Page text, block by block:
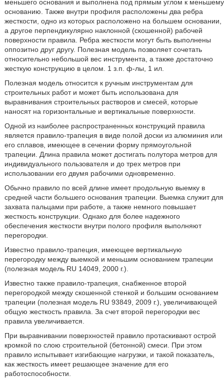
меньшего основания и выполнена под прямым углом к меньшему
основанию. Также внутри профиля расположены два ребра
жесткости, одно из которых расположено на большем основании,
а другое перпендикулярно наклонной (скошенной) рабочей
поверхности правила. Ребра жесткости могут быть выполнены
оппозитно друг другу. Полезная модель позволяет сочетать
относительно небольшой вес инструмента, а также достаточно
жесткую конструкцию в целом. 1 з.п. ф-лы, 1 ил.
Полезная модель относится к ручным инструментам для
строительных работ и может быть использована для
выравнивания строительных растворов и смесей, которые
наносят на горизонтальные и вертикальные поверхности.
Одной из наиболее распространенных конструкций правила
является правило-трапеция в виде полой доски из алюминия или
его сплавов, имеющее в сечении форму прямоугольной
трапеции. Длина правила может достигать полутора метров для
индивидуального пользователя и до трех метров при
использовании его двумя рабочими одновременно.
Обычно правило по всей длине имеет продольную выемку в
средней части большего основания трапеции. Выемка служит для
захвата пальцами при работе, а также немного повышает
жесткость конструкции. Однако для более надежного
обеспечения жесткости внутри полого профиля выполняют
перегородки.
Известно правило-трапеция, имеющее вертикальную
перегородку между выемкой и меньшим основанием трапеции
(полезная модель RU 14049, 2000 г.).
Известно также правило-трапеция, снабженное второй
перегородкой между скошенной стенкой и большим основанием
трапеции (полезная модель RU 93849, 2009 г.), увеличивающей
общую жесткость правила. За счет второй перегородки вес
правила увеличивается.
При выравнивании поверхностей правило протаскивают острой
кромкой по слою строительной (бетонной) смеси. При этом
правило испытывает изгибающие нагрузки, и такой показатель,
как жесткость имеет решающее значение для его
работоспособности.